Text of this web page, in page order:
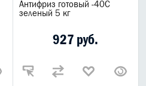
Антифриз готовый -40C
зеленый 5 кг
927 руб.